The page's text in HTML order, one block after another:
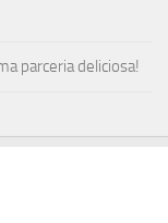
parceria deliciosa!